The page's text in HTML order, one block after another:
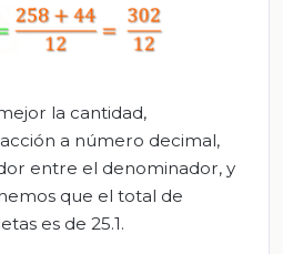
la cantidad,
a número decimal,
entre el denominador, y
que el total de
es de 25.1.